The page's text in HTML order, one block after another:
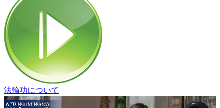
法輪功について